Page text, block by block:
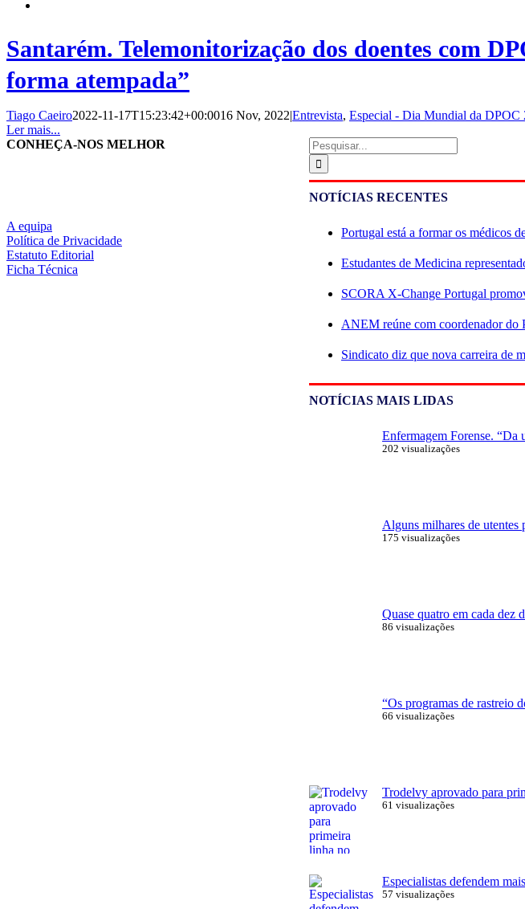
Santarém. Telemonitorização dos doentes com
forma atempada”
Tiago Caeiro2022-11-17T15:23:42+00:0016 Nov, 2022|Entrevista, Especial - Dia Mundial da DPOC
Ler mais...
Pesquisar
NOTÍCIAS RECENTES
Portugal está a formar os médicos
Estudantes de Medicina
SCORA X-Change Portugal
ANEM reúne com coordenador do
Sindicato diz que nova carreira de
NOTÍCIAS MAIS LIDAS
Enfermagem Forense. “Da
202 visualizações
Alguns milhares de utentes
175 visualizações
Quase quatro em cada dez
86 visualizações
“Os programas de rastreio
66 visualizações
Trodelvy aprovado para
61 visualizações
Especialistas defendem
57 visualizações
CONHEÇA-NOS MELHOR
A equipa
Política de Privacidade
Estatuto Editorial
Ficha Técnica